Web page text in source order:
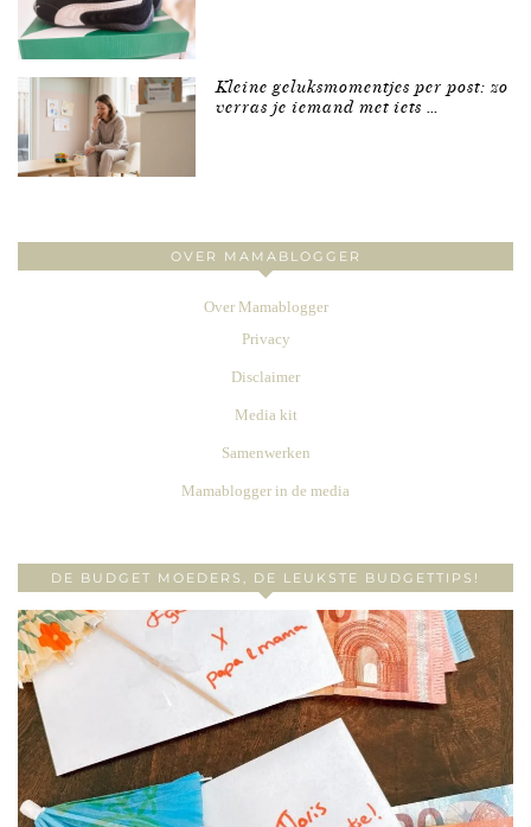
Kleine geluksmomentjes per post: zo
verras je iemand met iets …
OVER MAMABLOGGER
Over Mamablogger
Privacy
Disclaimer
Media kit
Samenwerken
Mamablogger in de media
DE BUDGET MOEDERS, DE LEUKSTE BUDGETTIPS!